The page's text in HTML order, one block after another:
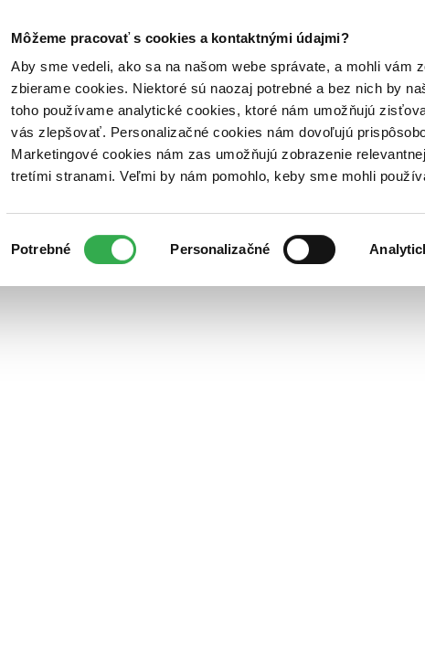
Môžeme pracovať s cookies a kontaktnými údajmi?
Aby sme vedeli, ako sa na našom webe správate, a mohli vám
zbierame cookies. Niektoré sú naozaj potrebné a bez nich by
toho používame analytické cookies, ktoré nám umožňujú
vás zlepšovať. Personalizačné cookies nám dovoľujú
Marketingové cookies nám zas umožňujú zobrazenie
tretími stranami. Veľmi by nám pomohlo, keby sme mohli
súhlasu
Potrebné Personalizačné
Poukážky Kontakt